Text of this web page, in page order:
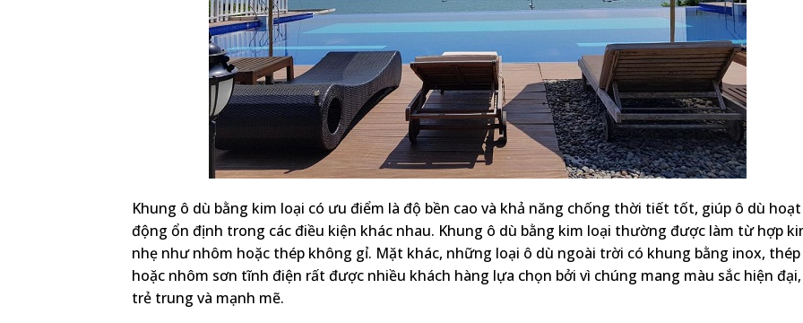
Khung ô dù bằng kim loại có ưu điểm là độ bền cao và khả năng chống thời tiết tốt, giúp ô dù hoạt
động ổn định trong các điều kiện khác nhau. Khung ô dù bằng kim loại thường được làm từ hợp
nhẹ như nhôm hoặc thép không gỉ. Mặt khác, những loại ô dù ngoài trời có khung bằng inox, thép
hoặc nhôm sơn tĩnh điện rất được nhiều khách hàng lựa chọn bởi vì chúng mang màu sắc hiện đại,
trẻ trung và mạnh mẽ.